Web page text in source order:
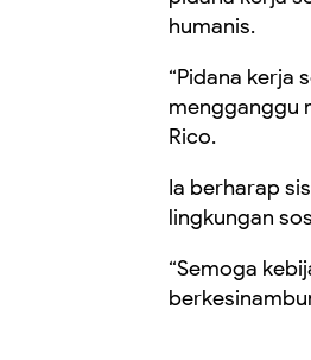
humanis.
“Pidana kerja
mengganggu
Rico.
Ia berharap
lingkungan
“Semoga